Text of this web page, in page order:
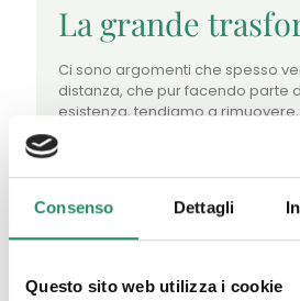
Consenso Dettagli
Questo sito web utilizza i cookie
La grande
Ci sono argomenti che spesso
distanza, che pur facendo parte
esistenza, tendiamo a